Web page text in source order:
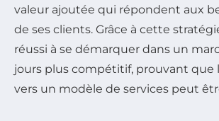
valeur ajoutée qui répondent aux
de ses clients. Grâce à cette
réussi à se démarquer dans un
jours plus compétitif, prouvant que
vers un modèle de services peut